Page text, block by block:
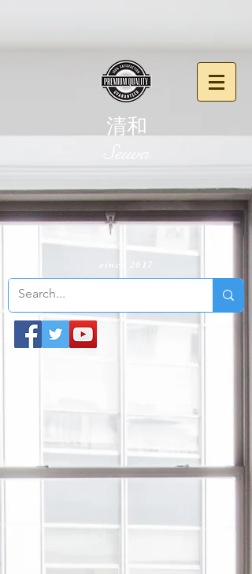
清和
​Seiwa
since 2017